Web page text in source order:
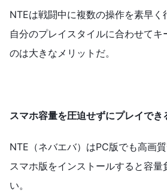
NTEは戦闘中に複数の操作を素早く
自分のプレイスタイルに合わせてキ
のは大きなメリットだ。
スマホ容量を圧迫せずにプレイでき
NTE（ネバエバ）はPC版でも高画質
スマホ版をインストールすると容量
い。